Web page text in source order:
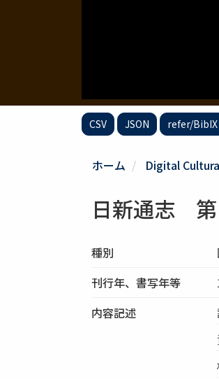
CSV JSON refer/BibIX
ホーム Digital
日新通志
種別
刊行年、書写年等
内容記述